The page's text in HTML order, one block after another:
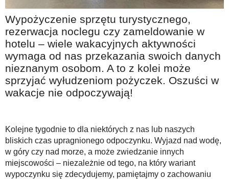
Hobby i pasje
Żyj aktywnie
60plus - najcenniejsi klienci
Dobra opieka
Warto naśladować
Smacznie i zdrowo
O finansach i społeczeństwie - edukacja nie tylko dla 60plus
Ciekawe książki
Wypożyczenie sprzętu turystycznego,
rezerwacja noclegu czy zameldowanie w
hotelu – wiele wakacyjnych aktywności
wymaga od nas przekazania swoich danych
nieznanym osobom. A to z kolei może
sprzyjać wyłudzeniom pożyczek. Oszuści w
wakacje nie odpoczywają!
Kolejne tygodnie to dla niektórych z nas lub naszych
bliskich czas upragnionego odpoczynku. Wyjazd nad wodę,
w góry czy nad morze, a może zwiedzanie innych
miejscowości – niezależnie od tego, na który wariant
wypoczynku się zdecydujemy, pamiętajmy o zachowaniu